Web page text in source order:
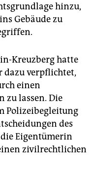
hinzu,
Gebäude zu
Kreuzberg hatte
dazu verpflichtet,
einen
zu lassen. Die
Polizeibegleitung
des
Eigentümerin
zivilrechtlichen